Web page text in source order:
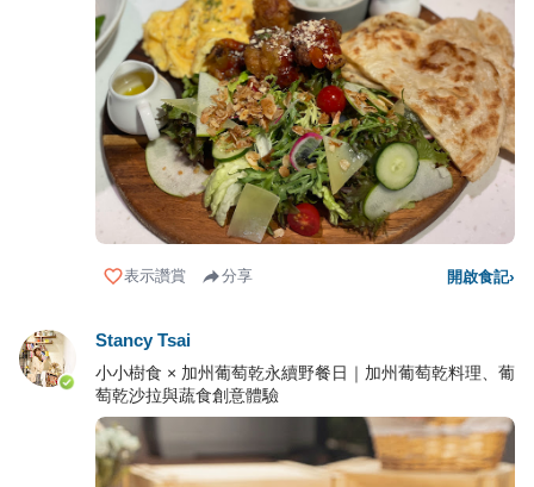
表示讚賞 分享 開啟食記›
Stancy Tsai
小小樹食 × 加州葡萄乾永續野餐日｜加州葡萄乾料理、葡
萄乾沙拉與蔬食創意體驗